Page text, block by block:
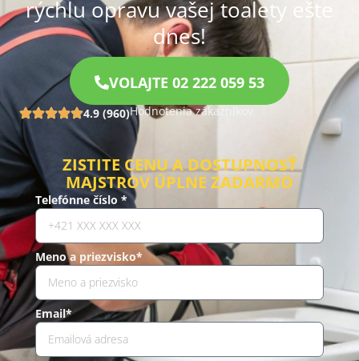
rýchlu opravu vašej toalety ešte
dnes!
VOLAJTE 02 222 059 53
4.9 (960)Hodnotenia zákazníkov
ZISTITE CENU A DOSTUPNOSŤ
MAJSTROV ÚPLNE ZADARMO
Telefónne číslo *
Meno a priezvisko*
Email*